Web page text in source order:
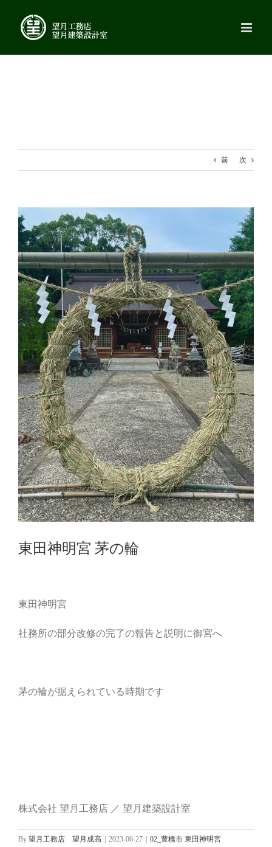
content
前 次
View
Larger
Image
東田神明宮 茅の輪
東田神明宮
社務所の部分改修の完了の報告と説明に御宮へ
茅の輪が据えられている時期です
株式会社 望月工務店 ／ 望月建築設計室
By 望月工務店 望月成高 2023-06-27 02_豊橋市 東田神明宮